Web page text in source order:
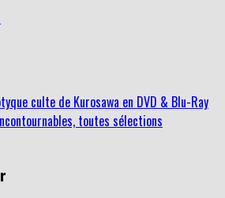
culte de Kurosawa en DVD & Blu-Ray
toutes sélections